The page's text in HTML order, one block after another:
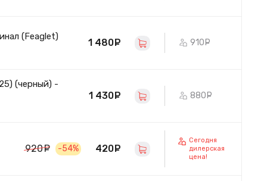
(Feaglet)
1 480 руб. 910
(черный) -
1 430 руб. 880
920 руб.
-54% 420 руб.
Сегодня
дилерская
цена!